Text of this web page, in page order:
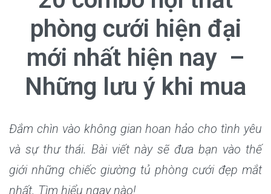
phòng cưới hiện đại
mới nhất hiện nay –
Những lưu ý khi mua
Đắm chìn vào không gian hoan hảo cho tình yêu
và sự thư thái. Bài viết này sẽ đưa bạn vào thế
giới những chiếc giường tủ phòng cưới đẹp mắt
nhất. Tìm hiểu ngay nào!